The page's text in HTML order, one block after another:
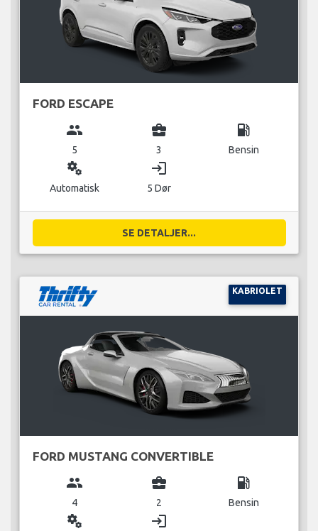
FORD ESCAPE
group
5
business_center
3
local_gas_station
Bensin
miscellaneous_services
Automatisk
login
5 Dør
SE DETALJER...
KABRIOLET
FORD MUSTANG CONVERTIBLE
group
4
business_center
2
local_gas_station
Bensin
miscellaneous_services login